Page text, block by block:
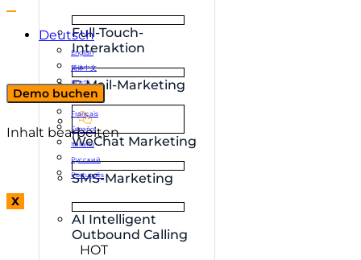
Full-Touch-
Interaktion
E-Mail-Marketing
WeChat Marketing
SMS-Marketing
AI Intelligent
Outbound Calling
HOT
Deutsch
English
简体中文
日本語
한국어
Français
Español
Italiano
Русский
Português
X
Demo buchen
Inhalt bearbeiten